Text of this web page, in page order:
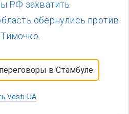
РФ захватить
обернулись против
переговоры в Стамбуле
Vesti-UA